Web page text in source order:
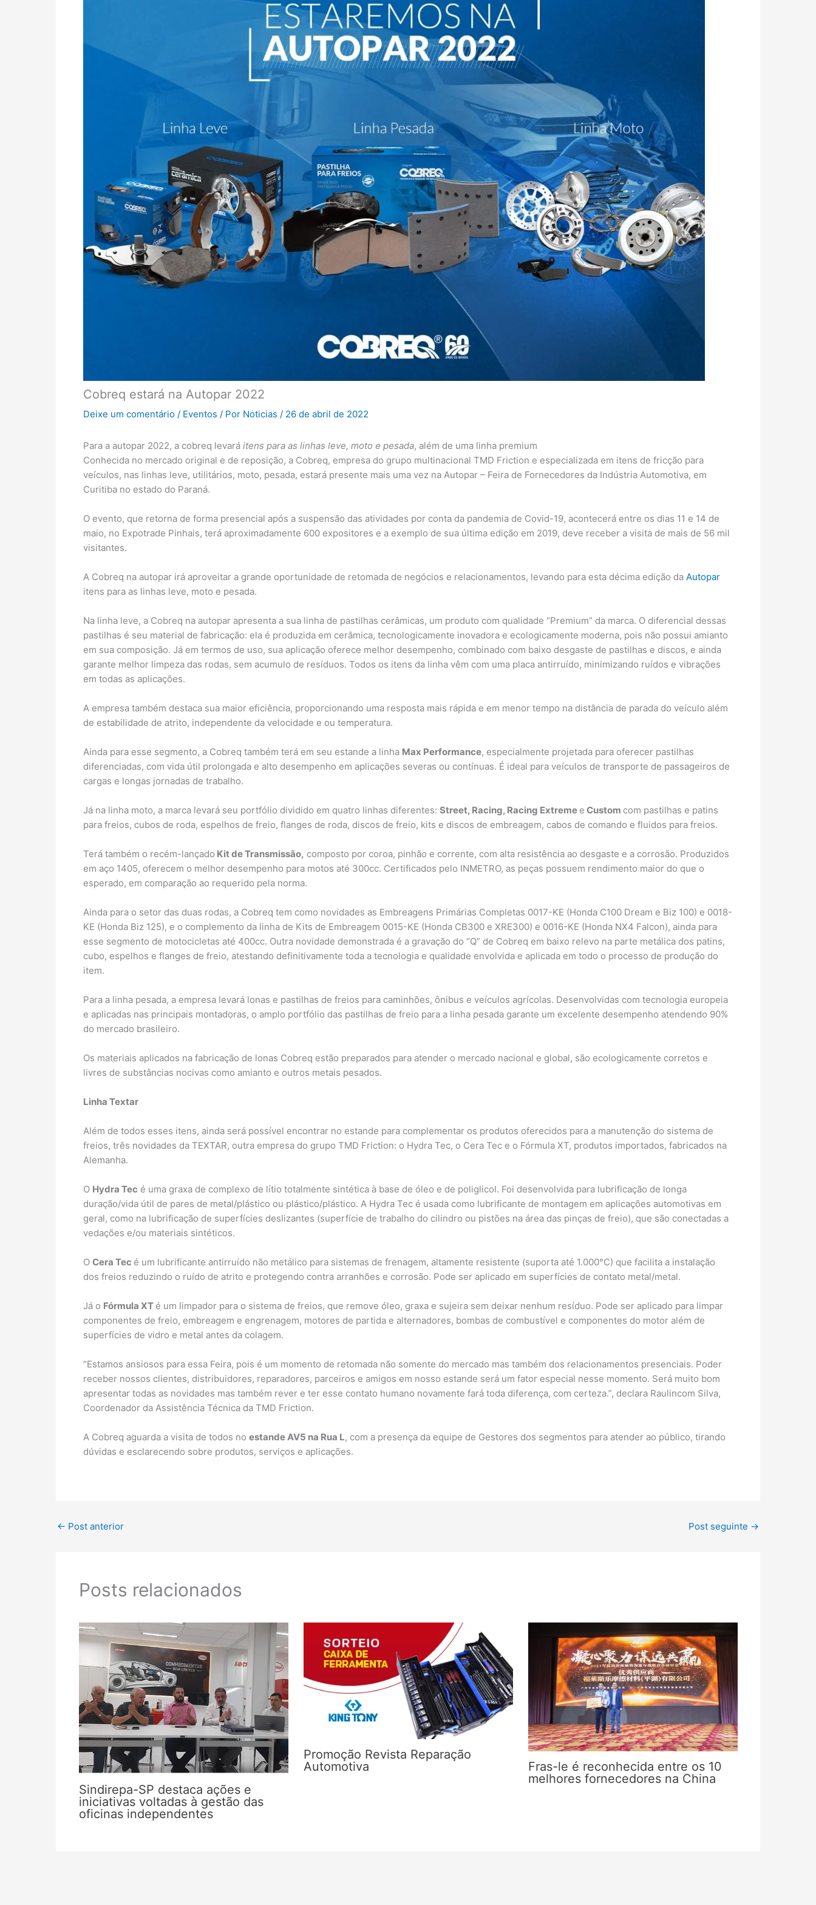
Cobreq estará na Autopar 2022
Deixe um comentário / Eventos / Por Noticias / 26 de abril de 2022
Para a autopar 2022, a cobreq levará itens para as linhas leve, moto e pesada, além de uma linha premium
Conhecida no mercado original e de reposição, a Cobreq, empresa do grupo multinacional TMD Friction e especializada em itens de fricção para
veículos, nas linhas leve, utilitários, moto, pesada, estará presente mais uma vez na Autopar – Feira de Fornecedores da Indústria Automotiva, em
Curitiba no estado do Paraná.
O evento, que retorna de forma presencial após a suspensão das atividades por conta da pandemia de Covid-19, acontecerá entre os dias 11 e 14 de
maio, no Expotrade Pinhais, terá aproximadamente 600 expositores e a exemplo de sua última edição em 2019, deve receber a visita de mais de 56 mil
visitantes.
A Cobreq na autopar irá aproveitar a grande oportunidade de retomada de negócios e relacionamentos, levando para esta décima edição da Autopar
itens para as linhas leve, moto e pesada.
Na linha leve, a Cobreq na autopar apresenta a sua linha de pastilhas cerâmicas, um produto com qualidade “Premium” da marca. O diferencial dessas
pastilhas é seu material de fabricação: ela é produzida em cerâmica, tecnologicamente inovadora e ecologicamente moderna, pois não possui amianto
em sua composição. Já em termos de uso, sua aplicação oferece melhor desempenho, combinado com baixo desgaste de pastilhas e discos, e ainda
garante melhor limpeza das rodas, sem acumulo de resíduos. Todos os itens da linha vêm com uma placa antirruído, minimizando ruídos e vibrações
em todas as aplicações.
A empresa também destaca sua maior eficiência, proporcionando uma resposta mais rápida e em menor tempo na distância de parada do veículo além
de estabilidade de atrito, independente da velocidade e ou temperatura.
Ainda para esse segmento, a Cobreq também terá em seu estande a linha Max Performance, especialmente projetada para oferecer pastilhas
diferenciadas, com vida útil prolongada e alto desempenho em aplicações severas ou contínuas. É ideal para veículos de transporte de passageiros de
cargas e longas jornadas de trabalho.
Já na linha moto, a marca levará seu portfólio dividido em quatro linhas diferentes: Street, Racing, Racing Extreme e Custom com pastilhas e patins
para freios, cubos de roda, espelhos de freio, flanges de roda, discos de freio, kits e discos de embreagem, cabos de comando e fluidos para freios.
Terá também o recém-lançado Kit de Transmissão, composto por coroa, pinhão e corrente, com alta resistência ao desgaste e a corrosão. Produzidos
em aço 1405, oferecem o melhor desempenho para motos até 300cc. Certificados pelo INMETRO, as peças possuem rendimento maior do que o
esperado, em comparação ao requerido pela norma.
Ainda para o setor das duas rodas, a Cobreq tem como novidades as Embreagens Primárias Completas 0017-KE (Honda C100 Dream e Biz 100) e 0018-
KE (Honda Biz 125), e o complemento da linha de Kits de Embreagem 0015-KE (Honda CB300 e XRE300) e 0016-KE (Honda NX4 Falcon), ainda para
esse segmento de motocicletas até 400cc. Outra novidade demonstrada é a gravação do “Q” de Cobreq em baixo relevo na parte metálica dos patins,
cubo, espelhos e flanges de freio, atestando definitivamente toda a tecnologia e qualidade envolvida e aplicada em todo o processo de produção do
item.
Para a linha pesada, a empresa levará lonas e pastilhas de freios para caminhões, ônibus e veículos agrícolas. Desenvolvidas com tecnologia europeia
e aplicadas nas principais montadoras, o amplo portfólio das pastilhas de freio para a linha pesada garante um excelente desempenho atendendo 90%
do mercado brasileiro.
Os materiais aplicados na fabricação de lonas Cobreq estão preparados para atender o mercado nacional e global, são ecologicamente corretos e
livres de substâncias nocivas como amianto e outros metais pesados.
Linha Textar
Além de todos esses itens, ainda será possível encontrar no estande para complementar os produtos oferecidos para a manutenção do sistema de
freios, três novidades da TEXTAR, outra empresa do grupo TMD Friction: o Hydra Tec, o Cera Tec e o Fórmula XT, produtos importados, fabricados na
Alemanha.
O Hydra Tec é uma graxa de complexo de lítio totalmente sintética à base de óleo e de poliglicol. Foi desenvolvida para lubrificação de longa
duração/vida útil de pares de metal/plástico ou plástico/plástico. A Hydra Tec é usada como lubrificante de montagem em aplicações automotivas em
geral, como na lubrificação de superfícies deslizantes (superfície de trabalho do cilindro ou pistões na área das pinças de freio), que são conectadas a
vedações e/ou materiais sintéticos.
O Cera Tec é um lubrificante antirruído não metálico para sistemas de frenagem, altamente resistente (suporta até 1.000°C) que facilita a instalação
dos freios reduzindo o ruído de atrito e protegendo contra arranhões e corrosão. Pode ser aplicado em superfícies de contato metal/metal.
Já o Fórmula XT é um limpador para o sistema de freios, que remove óleo, graxa e sujeira sem deixar nenhum resíduo. Pode ser aplicado para limpar
componentes de freio, embreagem e engrenagem, motores de partida e alternadores, bombas de combustível e componentes do motor além de
superfícies de vidro e metal antes da colagem.
“Estamos ansiosos para essa Feira, pois é um momento de retomada não somente do mercado mas também dos relacionamentos presenciais. Poder
receber nossos clientes, distribuidores, reparadores, parceiros e amigos em nosso estande será um fator especial nesse momento. Será muito bom
apresentar todas as novidades mas também rever e ter esse contato humano novamente fará toda diferença, com certeza.”, declara Raulincom Silva,
Coordenador da Assistência Técnica da TMD Friction.
A Cobreq aguarda a visita de todos no estande AV5 na Rua L, com a presença da equipe de Gestores dos segmentos para atender ao público, tirando
dúvidas e esclarecendo sobre produtos, serviços e aplicações.
← Post anterior Post seguinte →
Posts relacionados
Sindirepa-SP destaca ações e
iniciativas voltadas à gestão das
oficinas independentes
Promoção Revista Reparação
Automotiva
Fras-le é reconhecida entre os 10
melhores fornecedores na China